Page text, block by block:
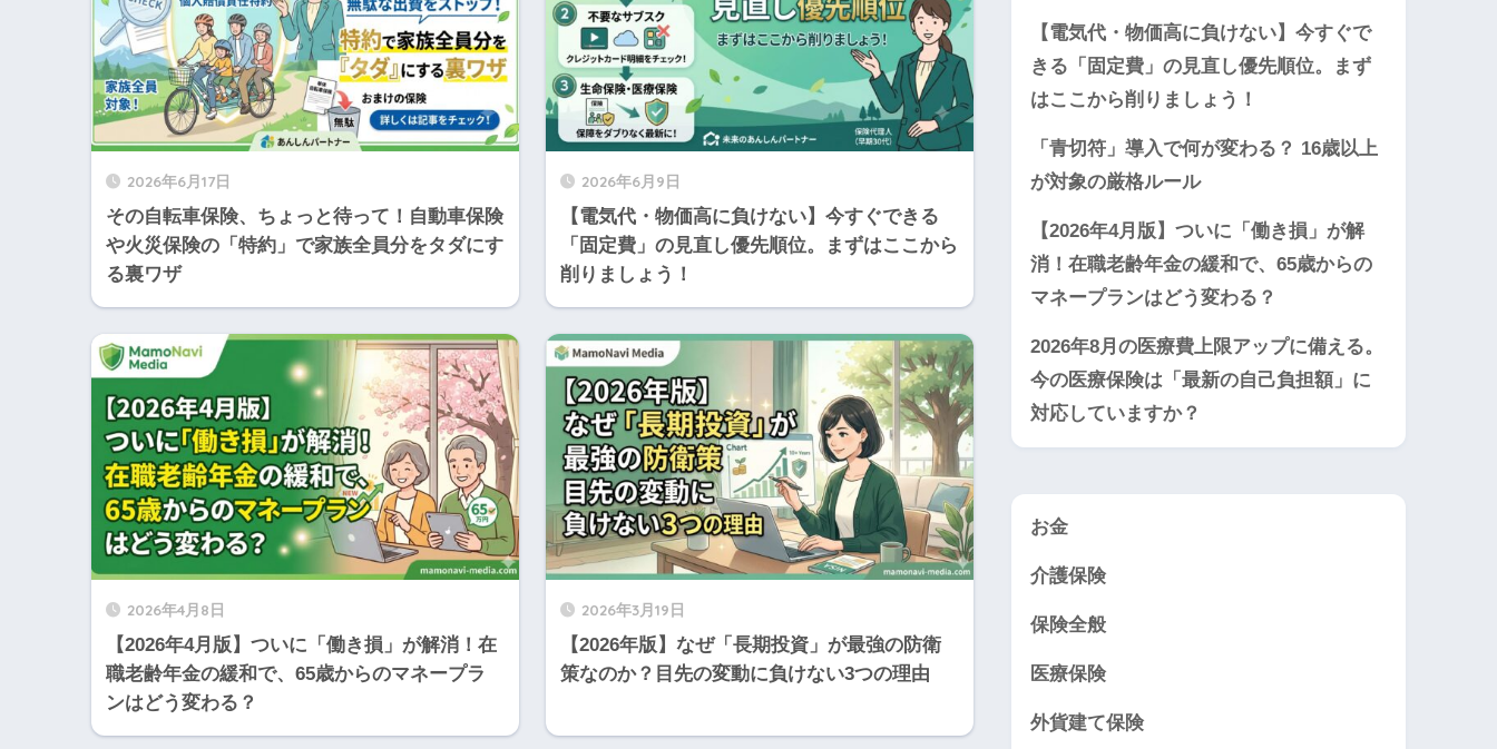
2026年6月17日
その自転車保険、ちょっと待って！自動車保険
や火災保険の「特約」で家族全員分をタダにす
る裏ワザ
2026年6月9日
【電気代・物価高に負けない】今すぐできる
「固定費」の見直し優先順位。まずはここから
削りましょう！
2026年4月8日
【2026年4月版】ついに「働き損」が解消！在
職老齢年金の緩和で、65歳からのマネープラ
ンはどう変わる？
2026年3月19日
【2026年版】なぜ「長期投資」が最強の防衛
策なのか？目先の変動に負けない3つの理由
【電気代・物価高に負けない】今すぐで
きる「固定費」の見直し優先順位。まず
はここから削りましょう！
「青切符」導入で何が変わる？ 16歳以上
が対象の厳格ルール
【2026年4月版】ついに「働き損」が解
消！在職老齢年金の緩和で、65歳からの
マネープランはどう変わる？
2026年8月の医療費上限アップに備える。
今の医療保険は「最新の自己負担額」に
対応していますか？
お金
介護保険
保険全般
医療保険
外貨建て保険